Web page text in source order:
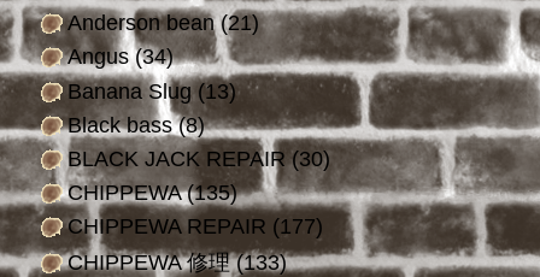
Anderson bean(21)
Angus(34)
Banana Slug(13)
Black bass(8)
BLACK JACK REPAIR (30)
CHIPPEWA(135)
CHIPPEWA REPAIR (177)
CHIPPEWA 修理(133)